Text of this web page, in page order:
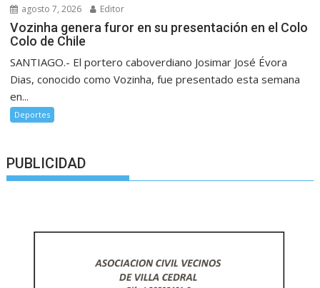
agosto 7, 2026 Editor
Vozinha genera furor en su presentación en el Colo
Colo de Chile
SANTIAGO.- El portero caboverdiano Josimar José Évora
Dias, conocido como Vozinha, fue presentado esta semana
en...
Deportes
PUBLICIDAD